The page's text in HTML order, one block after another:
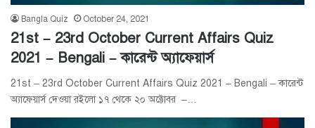
Bangla Quiz October 24, 2021
21st – 23rd October Current Affairs Quiz
2021 – Bengali – কারেন্ট অ্যাফেয়ার্স
21st – 23rd October Current Affairs Quiz 2021 – Bengali – কারেন্ট
অ্যাফেয়ার্স দেওয়া রইলো ১৭ থেকে ২০ অক্টোবর –…